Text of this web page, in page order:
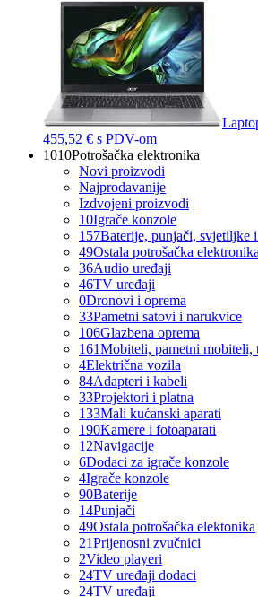
455,52 € s PDV-om
1010Potrošačka elektronika
Novi proizvodi
Najprodavanije
Izdvojeni proizvodi
10Igrače konzole
157Baterije, punjači, svjetiljke
49Ostala potrošačka elektronika
36Audio uređaji
46TV uređaji
0Dronovi i oprema
33Pametni satovi i narukvice
106Glazbena oprema
161Mobiteli, pametni mobiteli,
4Električna vozila
84Adapteri i kabeli
33Projektori i platna
133Mali kućanski aparati
190Kamere i fotoaparati
12Navigacije
6Dodaci za igrače konzole
4Igrače konzole
90Baterije
14Punjači
49Ostala potrošačka elektonika
21Prijenosni zvučnici
2Video playeri
24TV uređaji dodaci
24TV uređaji